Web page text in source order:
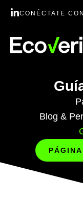
CONÉCTATE
Blog &